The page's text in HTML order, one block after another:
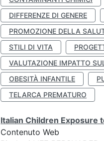
DIFFERENZE DI GENERE
PROMOZIONE DELLA
STILI DI VITA
VALUTAZIONE IMPATTO
OBESITÀ INFANTILE
TELARCA PREMATURO
Italian Children Exposure
Contenuto Web